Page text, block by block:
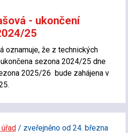
- ukončení
25
oznamuje, že z technických
sezona 2024/25 dne
2025/26 bude zahájena v
/ zveřejněno od 24. března